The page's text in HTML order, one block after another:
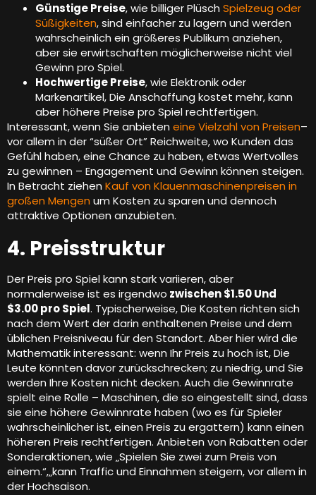
Günstige Preise, wie billiger Plüsch Spielzeug oder
Süßigkeiten, sind einfacher zu lagern und werden
wahrscheinlich ein größeres Publikum anziehen,
aber sie erwirtschaften möglicherweise nicht viel
Gewinn pro Spiel.
Hochwertige Preise, wie Elektronik oder
Markenartikel, Die Anschaffung kostet mehr, kann
aber höhere Preise pro Spiel rechtfertigen.
Interessant, wenn Sie anbieten eine Vielzahl von Preisen–
vor allem in der “süßer Ort” Reichweite, wo Kunden das
Gefühl haben, eine Chance zu haben, etwas Wertvolles
zu gewinnen – Engagement und Gewinn können steigen.
In Betracht ziehen Kauf von Klauenmaschinenpreisen in
großen Mengen um Kosten zu sparen und dennoch
attraktive Optionen anzubieten.
4. Preisstruktur
Der Preis pro Spiel kann stark variieren, aber
normalerweise ist es irgendwo zwischen $1.50 Und
$3.00 pro Spiel. Typischerweise, Die Kosten richten sich
nach dem Wert der darin enthaltenen Preise und dem
üblichen Preisniveau für den Standort. Aber hier wird die
Mathematik interessant: wenn Ihr Preis zu hoch ist, Die
Leute könnten davor zurückschrecken; zu niedrig, und Sie
werden Ihre Kosten nicht decken. Auch die Gewinnrate
spielt eine Rolle – Maschinen, die so eingestellt sind, dass
sie eine höhere Gewinnrate haben (wo es für Spieler
wahrscheinlicher ist, einen Preis zu ergattern) kann einen
höheren Preis rechtfertigen. Anbieten von Rabatten oder
Sonderaktionen, wie „Spielen Sie zwei zum Preis von
einem.“,„kann Traffic und Einnahmen steigern, vor allem in
der Hochsaison.